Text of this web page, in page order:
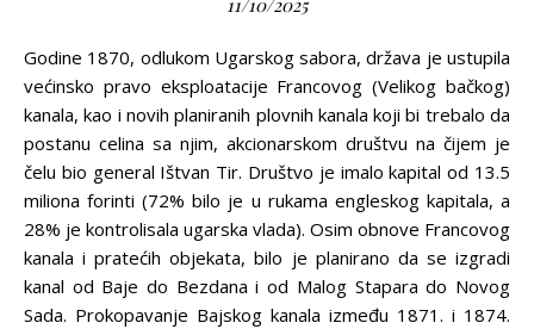
11/10/2025
Godine 1870, odlukom Ugarskog sabora, država je ustupila
većinsko pravo eksploatacije Francovog (Velikog bačkog)
kanala, kao i novih planiranih plovnih kanala koji bi trebalo da
postanu celina sa njim, akcionarskom društvu na čijem je
čelu bio general Ištvan Tir. Društvo je imalo kapital od 13.5
miliona forinti (72% bilo je u rukama engleskog kapitala, a
28% je kontrolisala ugarska vlada). Osim obnove Francovog
kanala i pratećih objekata, bilo je planirano da se izgradi
kanal od Baje do Bezdana i od Malog Stapara do Novog
Sada. Prokopavanje Bajskog kanala između 1871. i 1874.